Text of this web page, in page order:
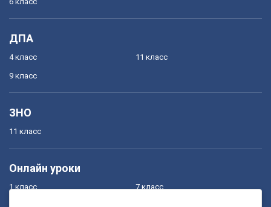
ДПА
4 класс
9 класс
11 класс
ЗНО
11 класс
Онлайн уроки
1 класс 7 класс